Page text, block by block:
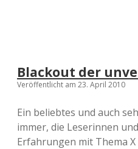
Blackout der
Veröffentlicht am 23. April 2010
Ein beliebtes und auch
immer, die Leserinnen
Erfahrungen mit Thema